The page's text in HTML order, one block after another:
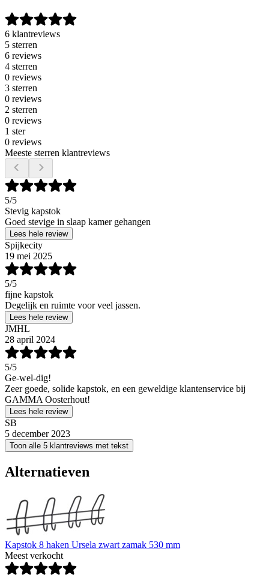
6 klantreviews
5 sterren
6 reviews
4 sterren
0 reviews
3 sterren
0 reviews
2 sterren
0 reviews
1 ster
0 reviews
Meeste sterren klantreviews
5/5
Stevig kapstok
Goed stevige in slaap kamer gehangen
Lees hele review
Spijkecity
19 mei 2025
5/5
fijne kapstok
Degelijk en ruimte voor veel jassen.
Lees hele review
JMHL
28 april 2024
5/5
Ge-wel-dig!
Zeer goede, solide kapstok, en een geweldige klantenservice bij
GAMMA Oosterhout!
Lees hele review
SB
5 december 2023
Toon alle 5 klantreviews met tekst
Alternatieven
Kapstok 8 haken Ursela zwart zamak 530 mm
Meest verkocht